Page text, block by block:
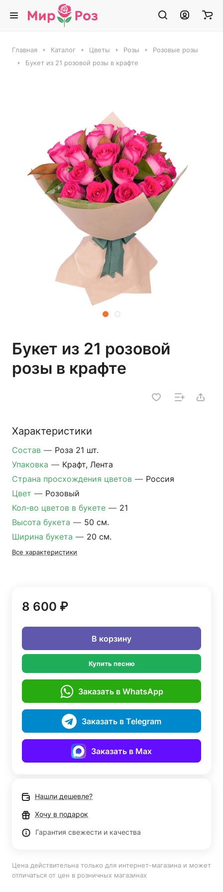
Главная Каталог Цветы Розы
Розовые розы
Букет из 21 розовой розы в крафте
Букет из 21 розовой
розы в крафте
Характеристики
Состав — Роза 21 шт.
Упаковка — Крафт, Лента
Страна просхождения цветов — Россия
Цвет — Розовый
Кол-во цветов в букете — 21
Высота букета — 50 см.
Ширина букета — 20 см.
Все характеристики
8 600 ₽
В корзину
Купить песню
Заказать в WhatsApp
Заказать в Telegram
Заказать в Max
Нашли дешевле?
Хочу в подарок
Гарантия свежести и качества
Цена действительна только для интернет-магазина и может
отличаться от цен в розничных магазинах